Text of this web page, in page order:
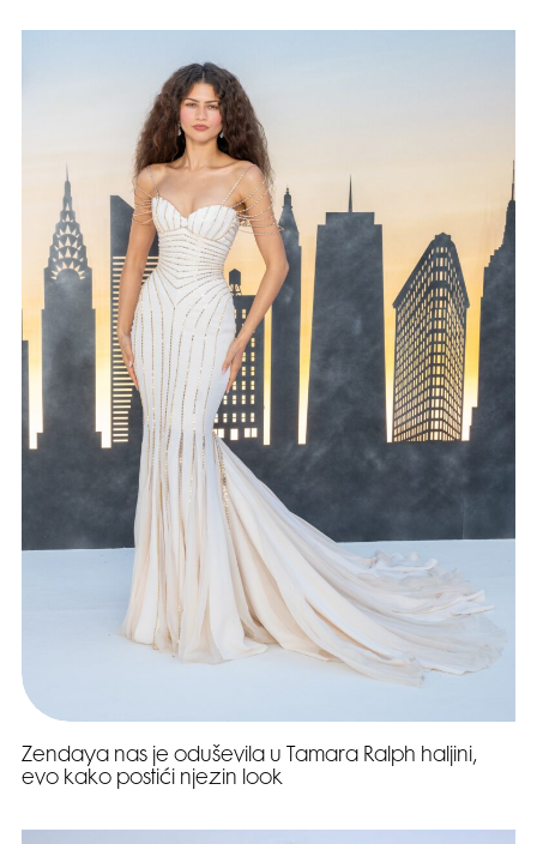
Zendaya nas je oduševila u Tamara Ralph haljini,
evo kako postići njezin look